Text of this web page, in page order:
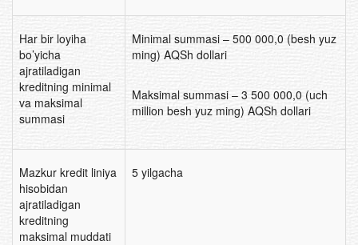
Har bir loyiha
bo’yicha
ajratiladigan
kreditning minimal
va maksimal
summasi
Minimal summasi – 500 000,0 (besh yuz
ming) AQSh dollari
Maksimal summasi – 3 500 000,0 (uch
million besh yuz ming) AQSh dollari
Mazkur kredit liniya
hisobidan
ajratiladigan
kreditning
maksimal muddati
5 yilgacha